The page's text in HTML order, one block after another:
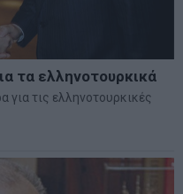
τα ελληνοτουρκικά
για τις ελληνοτουρκικές